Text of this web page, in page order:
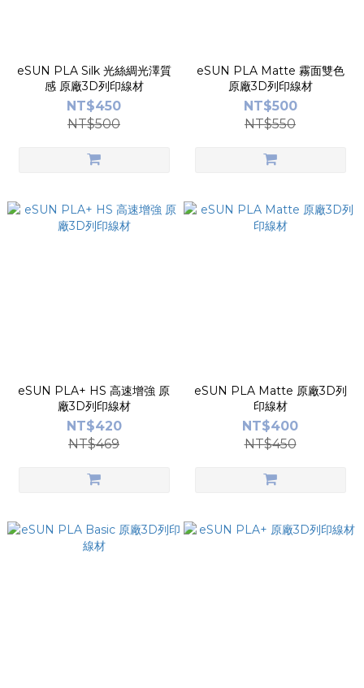
eSUN PLA Silk 光絲綢光澤質
感 原廠3D列印線材
NT$450
NT$500
eSUN PLA Matte 霧面雙色
原廠3D列印線材
NT$500
NT$550
eSUN PLA+ HS 高速增強 原
廠3D列印線材
NT$420
NT$469
eSUN PLA Matte 原廠3D列
印線材
NT$400
NT$450